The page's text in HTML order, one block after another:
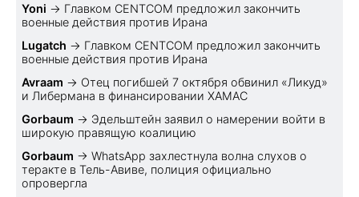
Yoni → Главком CENTCOM предложил закончить
военные действия против Ирана
Lugatch → Главком CENTCOM предложил закончить
военные действия против Ирана
Avraam → Отец погибшей 7 октября обвинил «Ликуд»
и Либермана в финансировании ХАМАС
Gorbaum → Эдельштейн заявил о намерении войти в
широкую правящую коалицию
Gorbaum → WhatsApp захлестнула волна слухов о
теракте в Тель-Авиве, полиция официально
опровергла